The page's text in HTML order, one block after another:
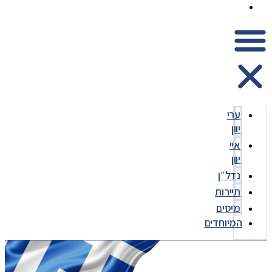
ערי
יוון
איי
יוון
נדל״ן
תיירות
מיסים
המיוחדים